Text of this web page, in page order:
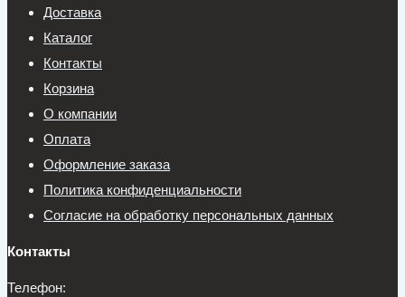
Доставка
Каталог
Контакты
Корзина
О компании
Оплата
Оформление заказа
Политика конфиденциальности
Согласие на обработку персональных данных
Контакты
Телефон: